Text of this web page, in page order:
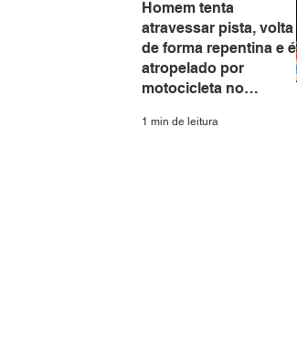
Homem tenta
atravessar pista, volta
de forma repentina e é
atropelado por
motocicleta no
Branco
1 min de leitura